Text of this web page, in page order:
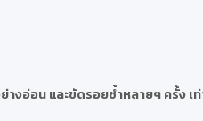
งอ่อน และขัดรอยซ้ำหลายๆ ครั้ง เ